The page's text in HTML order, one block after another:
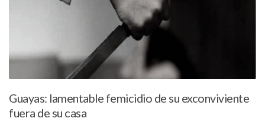
Guayas: lamentable femicidio de su exconviviente
fuera de su casa